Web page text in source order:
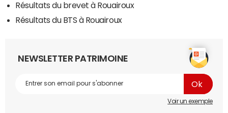
Résultats du brevet à Rouairoux
Résultats du BTS à Rouairoux
NEWSLETTER PATRIMOINE
Voir un exemple